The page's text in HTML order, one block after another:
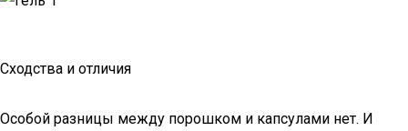
Сходства и отличия
Особой разницы между порошком и капсулами нет. И